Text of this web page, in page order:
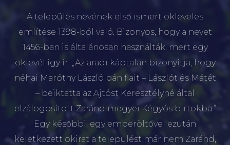
A település nevének első ismert okleveles
említése 1398-ból való. Bizonyos, hogy a nevet
1456-ban is általánosan használták, mert egy
oklevél így ír: „Az aradi káptalan bizonyítja, hogy
néhai Maróthy László bán fiait – Lászlót és Mátét
– beiktatta az Ajtóst Keresztélyné által
elzálogosított Zaránd megyei Kégyós birtokba.”
Egy későbbi, egy emberöltővel ezután
keletkezett okirat a települést már nem Zaránd,